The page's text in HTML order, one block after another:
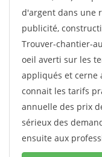
d'argent dans une
publicité,
Trouver-chantier-
oeil averti sur les
appliqués et cerne
connait les tarifs
annuelle des prix
sérieux des
ensuite aux